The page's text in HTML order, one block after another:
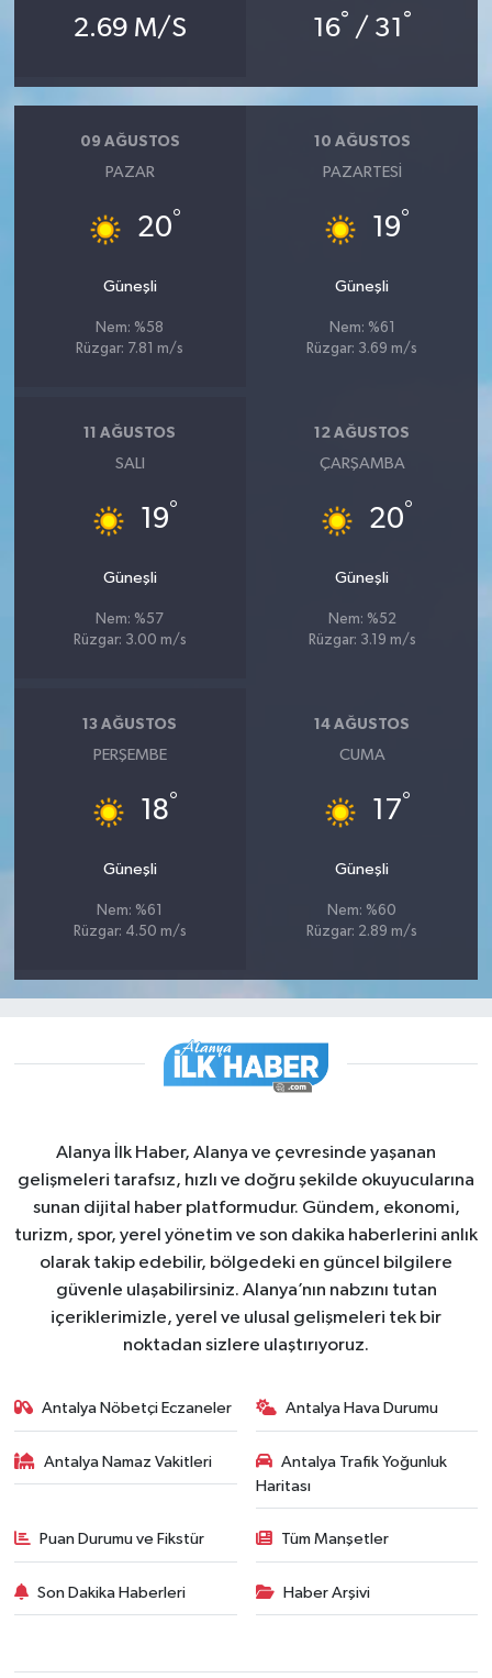
2.69 M/S 16° / 31 °
09 AĞUSTOS
PAZAR
20°
Güneşli
Nem: %58
Rüzgar: 7.81 m/s
10 AĞUSTOS
PAZARTESI
19°
Güneşli
Nem: %61
Rüzgar: 3.69 m/s
11 AĞUSTOS
SALI
19°
Güneşli
Nem: %57
Rüzgar: 3.00 m/s
12 AĞUSTOS
ÇARŞAMBA
20°
Güneşli
Nem: %52
Rüzgar: 3.19 m/s
13 AĞUSTOS
PERŞEMBE
18°
Güneşli
Nem: %61
Rüzgar: 4.50 m/s
14 AĞUSTOS
CUMA
17°
Güneşli
Nem: %60
Rüzgar: 2.89 m/s
Alanya İlk Haber, Alanya ve çevresinde yaşanan
gelişmeleri tarafsız, hızlı ve doğru şekilde okuyucularına
sunan dijital haber platformudur. Gündem, ekonomi,
turizm, spor, yerel yönetim ve son dakika haberlerini anlık
olarak takip edebilir, bölgedeki en güncel bilgilere
güvenle ulaşabilirsiniz. Alanya’nın nabzını tutan
içeriklerimizle, yerel ve ulusal gelişmeleri tek bir
noktadan sizlere ulaştırıyoruz.
Antalya Nöbetçi Eczaneler Antalya Hava Durumu
Antalya Namaz Vakitleri
Antalya Trafik Yoğunluk
Haritası
Puan Durumu ve Fikstür Tüm Manşetler
Son Dakika Haberleri Haber Arşivi